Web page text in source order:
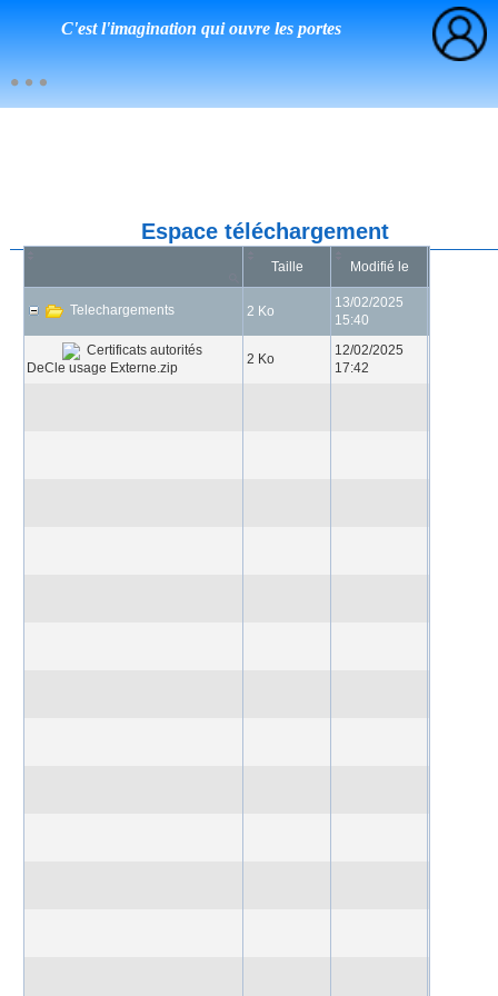
C'est l'imagination qui ouvre les portes
Espace téléchargement
Taille Modifié le
Telechargements 2 Ko
13/02/2025
15:40
Certificats autorités
DeCle usage Externe.zip
2 Ko
12/02/2025
17:42